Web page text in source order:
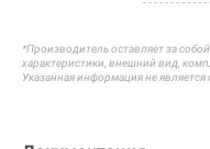
*Производитель оставляет за
характеристики, внешний вид,
Указанная информация не